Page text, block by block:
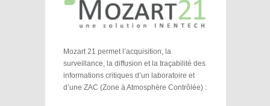
Mozart 21 permet l’acquisition, la
surveillance, la diffusion et la traçabilité des
informations critiques d’un laboratoire et
d’une ZAC (Zone à Atmosphère Contrôlée) :